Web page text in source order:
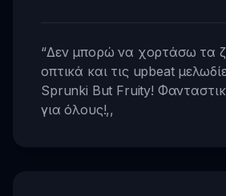
“Δεν μπορώ να χορτάσω τα
οπτικά και τις upbeat
Sprunki But Fruity!
για όλους!,,